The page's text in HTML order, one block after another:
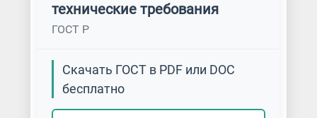
технические требования
ГОСТ Р
Скачать ГОСТ в PDF или DOC
бесплатно